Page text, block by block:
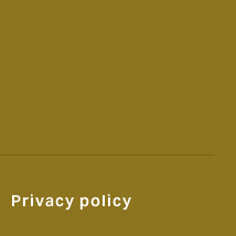
Privacy policy